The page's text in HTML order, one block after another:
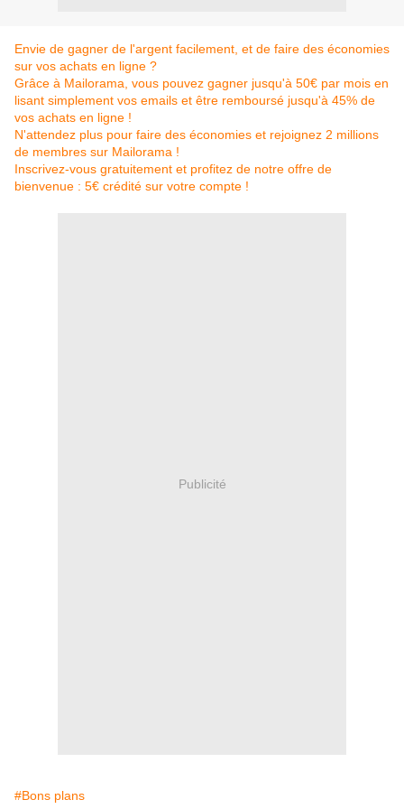
Envie de gagner de l'argent facilement, et de faire des économies
sur vos achats en ligne ?
Grâce à Mailorama, vous pouvez gagner jusqu'à 50€ par mois en
lisant simplement vos emails et être remboursé jusqu'à 45% de
vos achats en ligne !
N'attendez plus pour faire des économies et rejoignez 2 millions
de membres sur Mailorama !
Inscrivez-vous gratuitement et profitez de notre offre de
bienvenue : 5€ crédité sur votre compte !
Publicité
#Bons plans